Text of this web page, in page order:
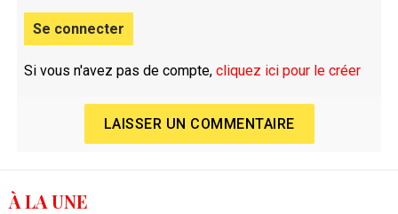
Se connecter
Si vous n'avez pas de compte, cliquez ici pour le créer
LAISSER UN COMMENTAIRE
À LA UNE